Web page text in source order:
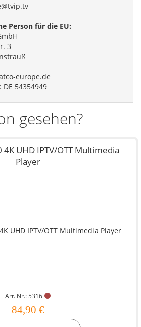
Person für die EU:
3
europe.de
DE 54354949
gesehen?
4K UHD IPTV/OTT Multimedia
Player
Art. Nr.: 5316
84,90 €